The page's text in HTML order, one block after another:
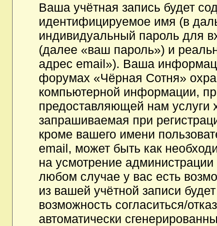
Ваша учётная запись будет
идентифицируемое имя (в
индивидуальный пароль для
(далее «ваш пароль») и
адрес email»). Ваша
форумах «Чёрная Сотня»
компьютерной информации,
предоставляющей нам услуги
запрашиваемая при
кроме вашего имени
email, может быть как
на усмотрение
любом случае у вас есть
из вашей учётной записи
возможность согласиться/
автоматически